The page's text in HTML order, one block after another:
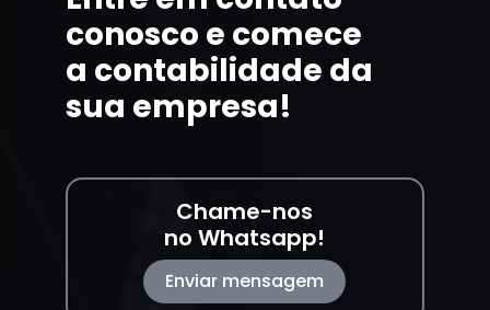
conosco e comece
a contabilidade da
sua empresa!
Chame-nos
no Whatsapp!
Enviar mensagem